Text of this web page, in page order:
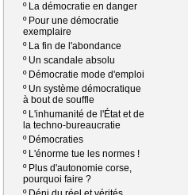
º La démocratie en danger
º Pour une démocratie
exemplaire
º La fin de l'abondance
º Un scandale absolu
º Démocratie mode d'emploi
º Un système démocratique
à bout de souffle
º L'inhumanité de l'État et de
la techno-bureaucratie
º Démocraties
º L'énorme tue les normes !
º Plus d'autonomie corse,
pourquoi faire ?